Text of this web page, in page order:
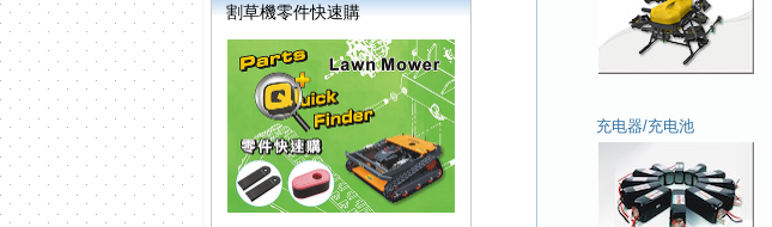
割草機零件快速購
充电器/充电池